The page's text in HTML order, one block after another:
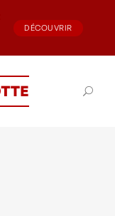
DÉCOUVRIR